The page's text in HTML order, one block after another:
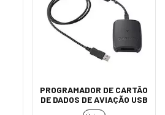
PROGRAMADOR DE CARTÃO
DE DADOS DE AVIAÇÃO USB